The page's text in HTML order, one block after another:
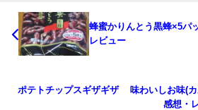
蜂蜜かりんとう黒蜂×5パ
レビュー
ポテトチップスギザギザ® 味わいしお味(
感想・